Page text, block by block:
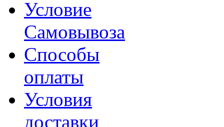
Условие
Самовывоза
Способы
оплаты
Условия
доставки